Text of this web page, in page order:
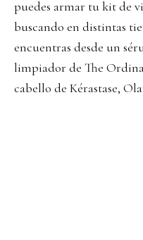
puedes armar tu kit de
buscando en distintas
encuentras desde un
limpiador de The
cabello de Kérastase,